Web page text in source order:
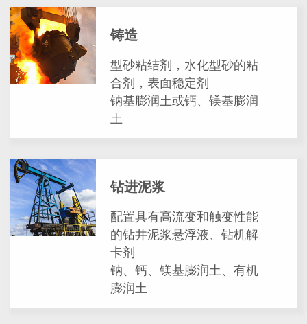
铸造
型砂粘结剂，水化型砂的粘
合剂，表面稳定剂
钠基膨润土或钙、镁基膨润
土
钻进泥浆
配置具有高流变和触变性能
的钻井泥浆悬浮液、钻机解
卡剂
钠、钙、镁基膨润土、有机
膨润土